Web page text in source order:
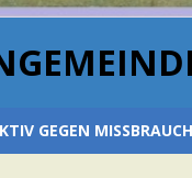
GEGEN MISSBRAUCH